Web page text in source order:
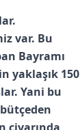
var. Bu
Bayramı
yaklaşık 150
Yani bu